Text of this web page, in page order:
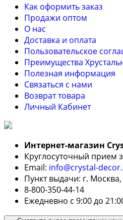
Как оформить заказ
Продажи оптом
О нас
Доставка и оплата
Пользовательское
Преимущества
Полезная информация
Связаться с нами
Возврат товара
Личный Кабинет
Интернет-магазин
Круглосуточный прием
Email: info@crystal-
Пункт выдачи: г. Москва,
8-800-350-44-14
Ежедневно с 9:00 до